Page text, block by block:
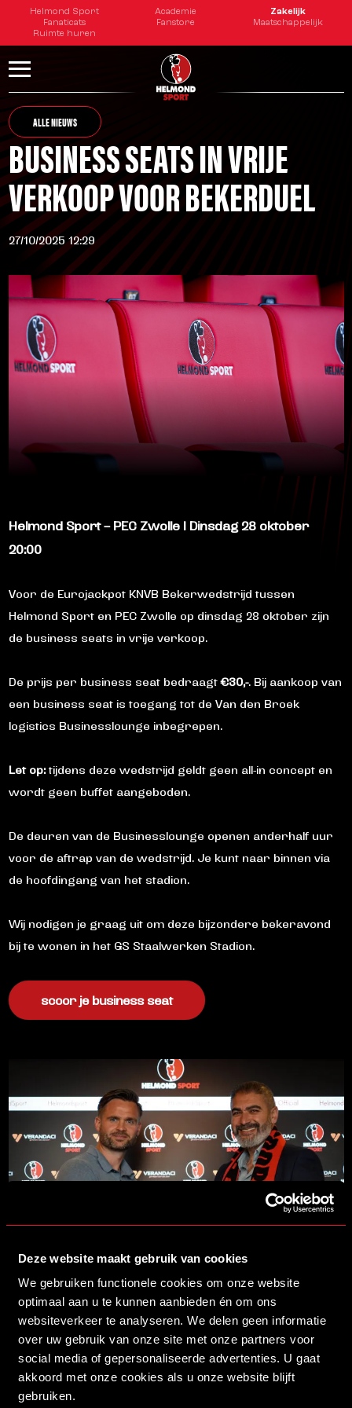
Deze website maakt gebruik van cookies
We gebruiken functionele cookies om onze website
optimaal aan u te kunnen aanbieden én om ons
websiteverkeer te analyseren. We delen geen informatie
over uw gebruik van onze site met onze partners voor
social media of gepersonaliseerde advertenties. U gaat
akkoord met onze cookies als u onze website blijft
gebruiken.
Helmond Sport Academie
Zakelijk
Fanaticats
Fanstore
Maatschappelijk
Ruimte huren
ALLE NIEUWS
BUSINESS SEATS IN VRIJE
VERKOOP VOOR BEKERDUEL
27/10/2025 12:29
Helmond Sport – PEC Zwolle | Dinsdag 28 oktober
20:00
Voor de Eurojackpot KNVB Bekerwedstrijd tussen
Helmond Sport en PEC Zwolle op dinsdag 28 oktober zijn
de business seats in vrije verkoop.
De prijs per business seat bedraagt€30,-. Bij aankoop van
een business seat is toegang tot de Van den Broek
logistics Businesslounge inbegrepen.
Let op:tijdens deze wedstrijd geldt geen all-in concept en
wordt geen buffet aangeboden.
De deuren van de Businesslounge openen anderhalf uur
voor de aftrap van de wedstrijd. Je kunt naar binnen via
de hoofdingang van het stadion.
Wij nodigen je graag uit om deze bijzondere bekeravond
bij te wonen in het GS Staalwerken Stadion.
scoor je business seat
VERANDACI NIEUWE BUSINESS PARTNER VAN HELMOND SPORT
LEES MEER